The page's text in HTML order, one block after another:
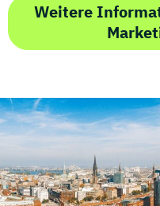
Weitere